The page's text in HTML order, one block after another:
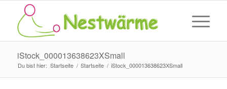
iStock_000013638623XSmall
Du bist hier: Startseite / Startseite / iStock_000013638623XSmall